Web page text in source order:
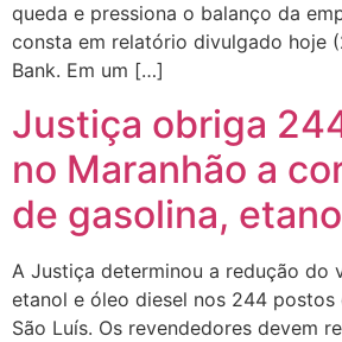
queda e pressiona o balanço da
consta em relatório divulgado hoje
Bank. Em um […]
Justiça obriga
no Maranhão a
de gasolina,
A Justiça determinou a redução do
etanol e óleo diesel nos 244
São Luís. Os revendedores devem